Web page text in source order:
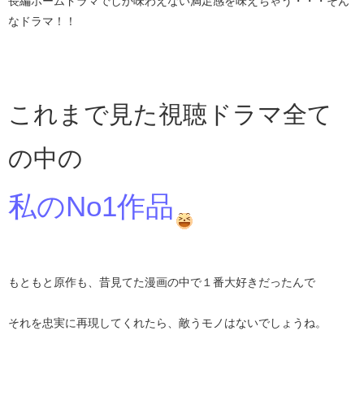
なドラマ！！
これまで見た視聴ドラマ全て
の中の
私のNo1作品
もともと原作も、昔見てた漫画の中で１番大好きだったんで
それを忠実に再現してくれたら、敵うモノはないでしょうね。